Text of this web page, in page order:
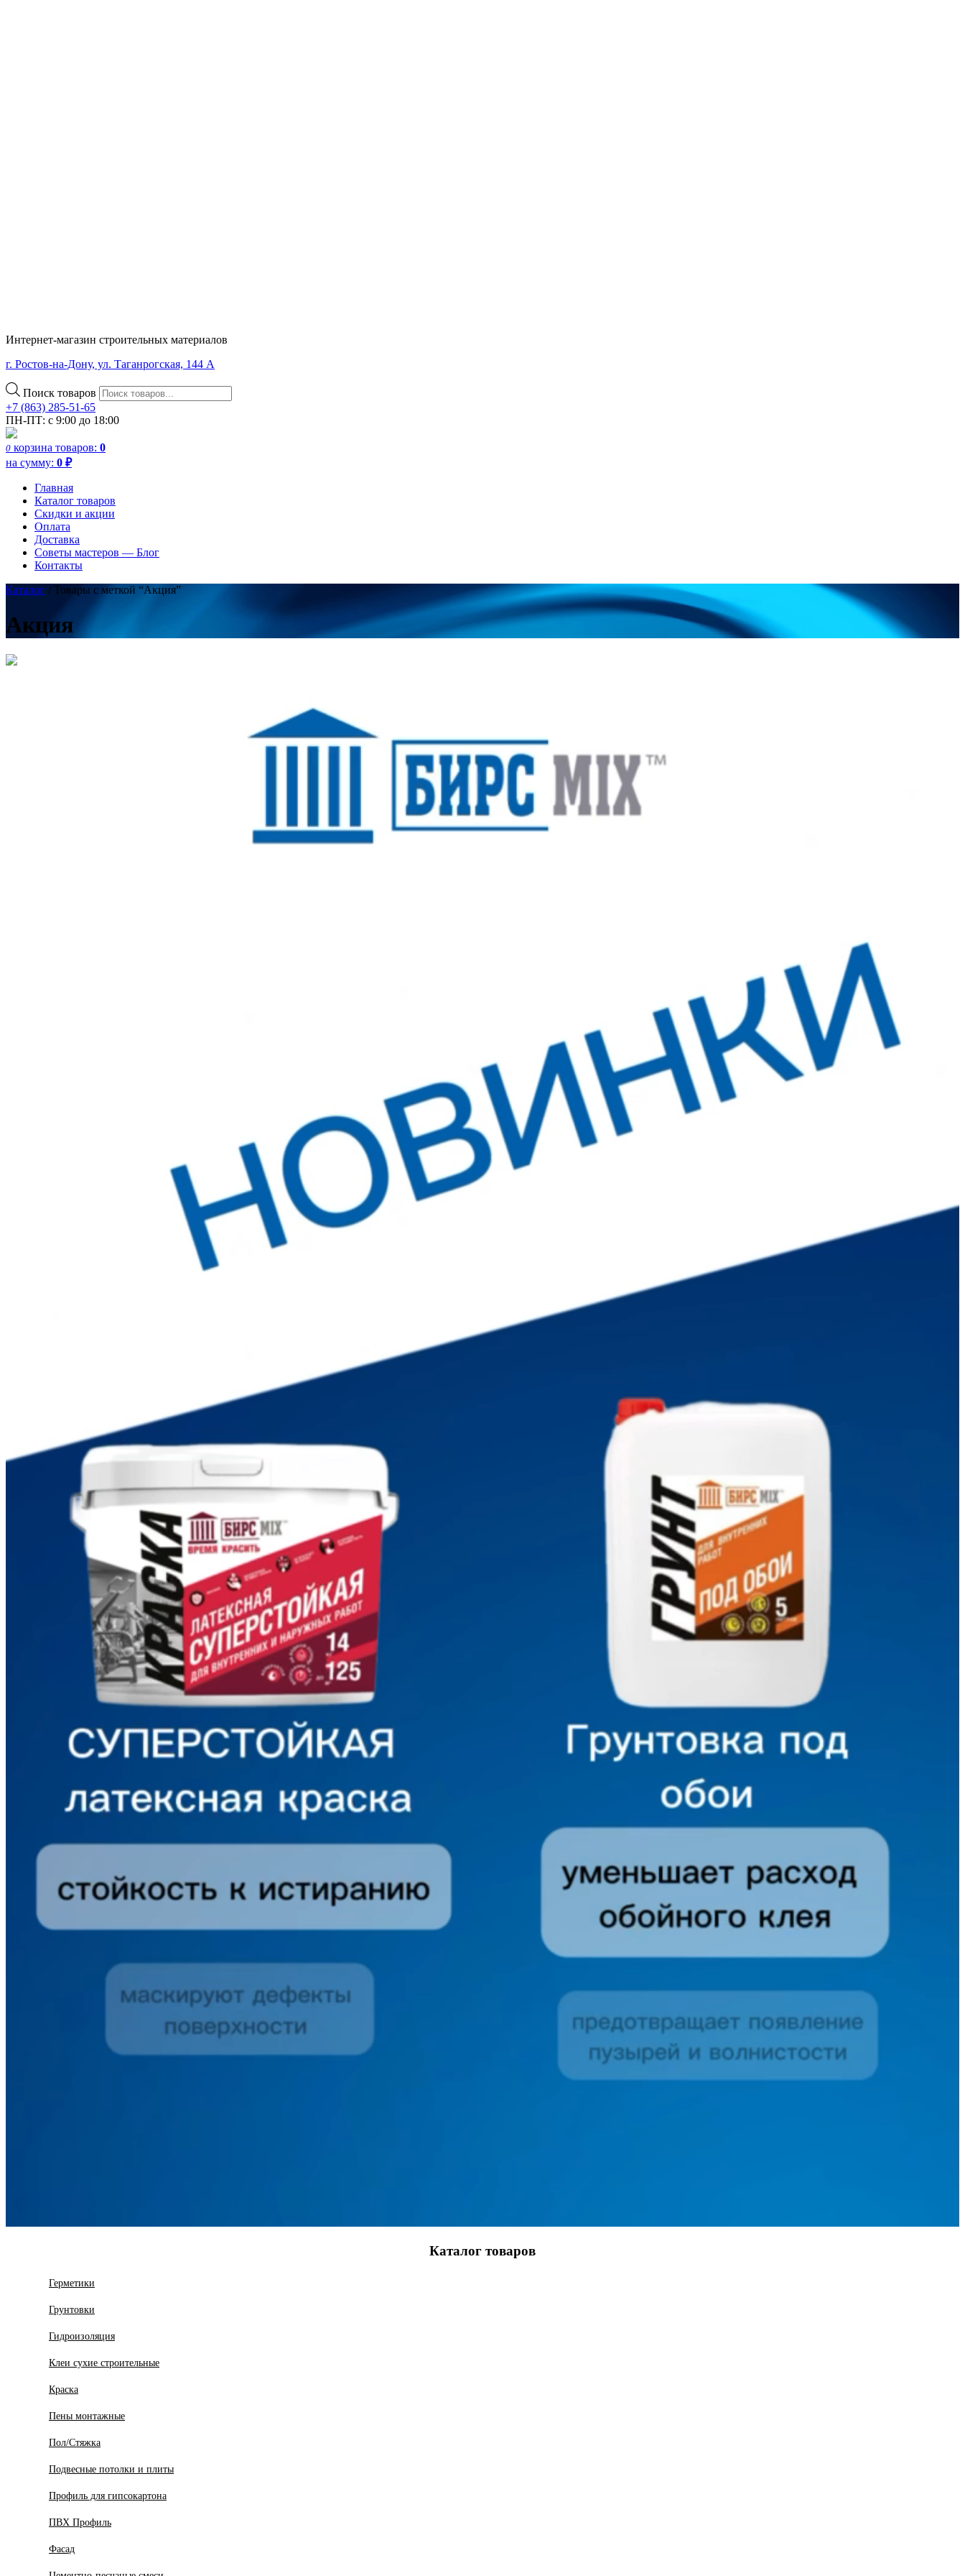
Интернет-магазин строительных материалов
г. Ростов-на-Дону, ул. Таганрогская, 144 А
Поиск товаров
+7 (863) 285-51-65
ПН-ПТ: с 9:00 до 18:00
0 корзина товаров: 0
на сумму: 0 ₽
Главная
Каталог товаров
Скидки и акции
Оплата
Доставка
Советы мастеров — Блог
Контакты
Каталог / Товары с меткой “Акция”
Акция
Каталог товаров
Герметики
Грунтовки
Гидроизоляция
Клеи сухие строительные
Краска
Пены монтажные
Пол/Стяжка
Подвесные потолки и плиты
Профиль для гипсокартона
ПВХ Профиль
Фасад